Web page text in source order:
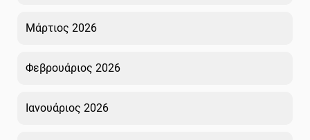
Μάρτιος 2026
Φεβρουάριος 2026
Ιανουάριος 2026